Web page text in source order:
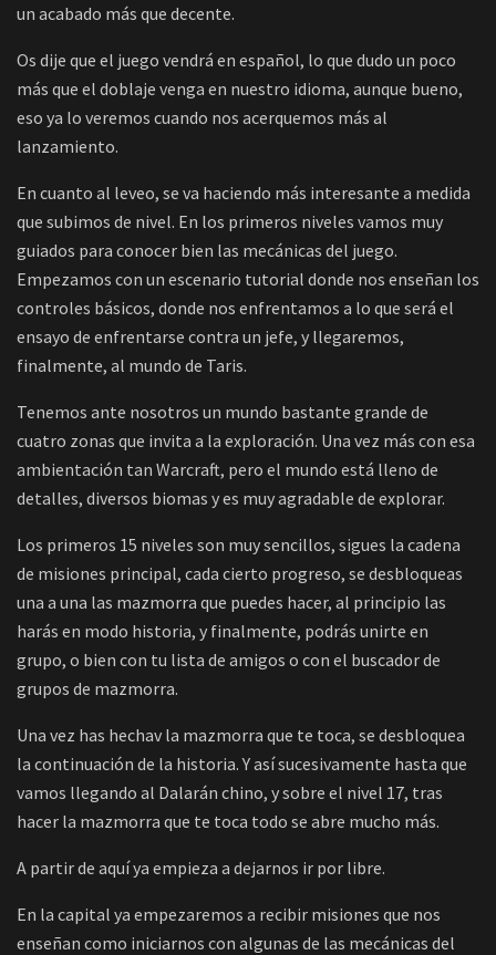
un acabado más que decente.
Os dije que el juego vendrá en español, lo que dudo un poco
más que el doblaje venga en nuestro idioma, aunque bueno,
eso ya lo veremos cuando nos acerquemos más al
lanzamiento.
En cuanto al leveo, se va haciendo más interesante a medida
que subimos de nivel. En los primeros niveles vamos muy
guiados para conocer bien las mecánicas del juego.
Empezamos con un escenario tutorial donde nos enseñan los
controles básicos, donde nos enfrentamos a lo que será el
ensayo de enfrentarse contra un jefe, y llegaremos,
finalmente, al mundo de Taris.
Tenemos ante nosotros un mundo bastante grande de
cuatro zonas que invita a la exploración. Una vez más con esa
ambientación tan Warcraft, pero el mundo está lleno de
detalles, diversos biomas y es muy agradable de explorar.
Los primeros 15 niveles son muy sencillos, sigues la cadena
de misiones principal, cada cierto progreso, se desbloqueas
una a una las mazmorra que puedes hacer, al principio las
harás en modo historia, y finalmente, podrás unirte en
grupo, o bien con tu lista de amigos o con el buscador de
grupos de mazmorra.
Una vez has hechav la mazmorra que te toca, se desbloquea
la continuación de la historia. Y así sucesivamente hasta que
vamos llegando al Dalarán chino, y sobre el nivel 17, tras
hacer la mazmorra que te toca todo se abre mucho más.
A partir de aquí ya empieza a dejarnos ir por libre.
En la capital ya empezaremos a recibir misiones que nos
enseñan como iniciarnos con algunas de las mecánicas del